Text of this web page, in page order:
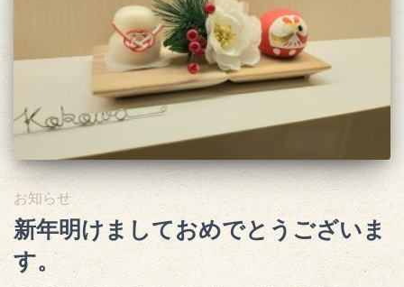
お知らせ
新年明けましておめでとうございま
す。